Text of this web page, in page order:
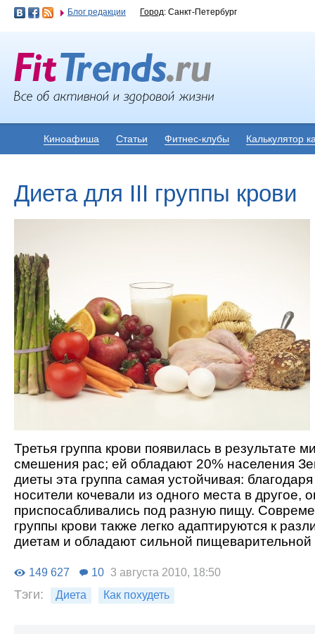
Блог редакции Город: Санкт-Петербург
Киноафиша Статьи Фитнес-клубы Калькулятор
Диета для III группы крови
Третья группа крови появилась в результате
смешения рас; ей обладают 20% населения
диеты эта группа самая устойчивая:
носители кочевали из одного места в другое,
приспосабливались под разную пищу.
группы крови также легко адаптируются к
диетам и обладают сильной пищеварительной
149 627 10 3 августа 2010, 18:50
Тэги: Диета Как похудеть